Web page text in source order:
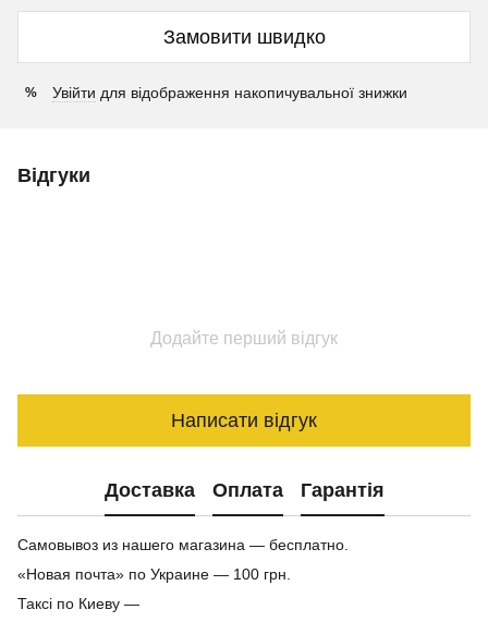
Замовити швидко
% Увійти для відображення накопичувальної знижки
Відгуки
Додайте перший відгук
Написати відгук
Доставка Оплата Гарантія
Самовывоз из нашего магазина — бесплатно.
«Новая почта» по Украине — 100 грн.
Таксі по Киеву —